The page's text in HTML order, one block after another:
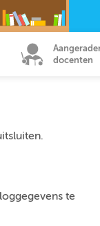
docenten
te